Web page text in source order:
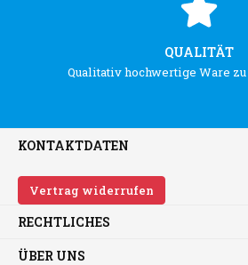
QUALITÄT
Qualitativ hochwertige Ware
KONTAKTDATEN
Vertrag widerrufen
RECHTLICHES
ÜBER UNS